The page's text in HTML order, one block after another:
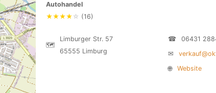
Autohandel
★★★★ ☆ (16)
🗺
Limburger Str. 57
65555 Limburg
☎
06431
✉
🌐
Website